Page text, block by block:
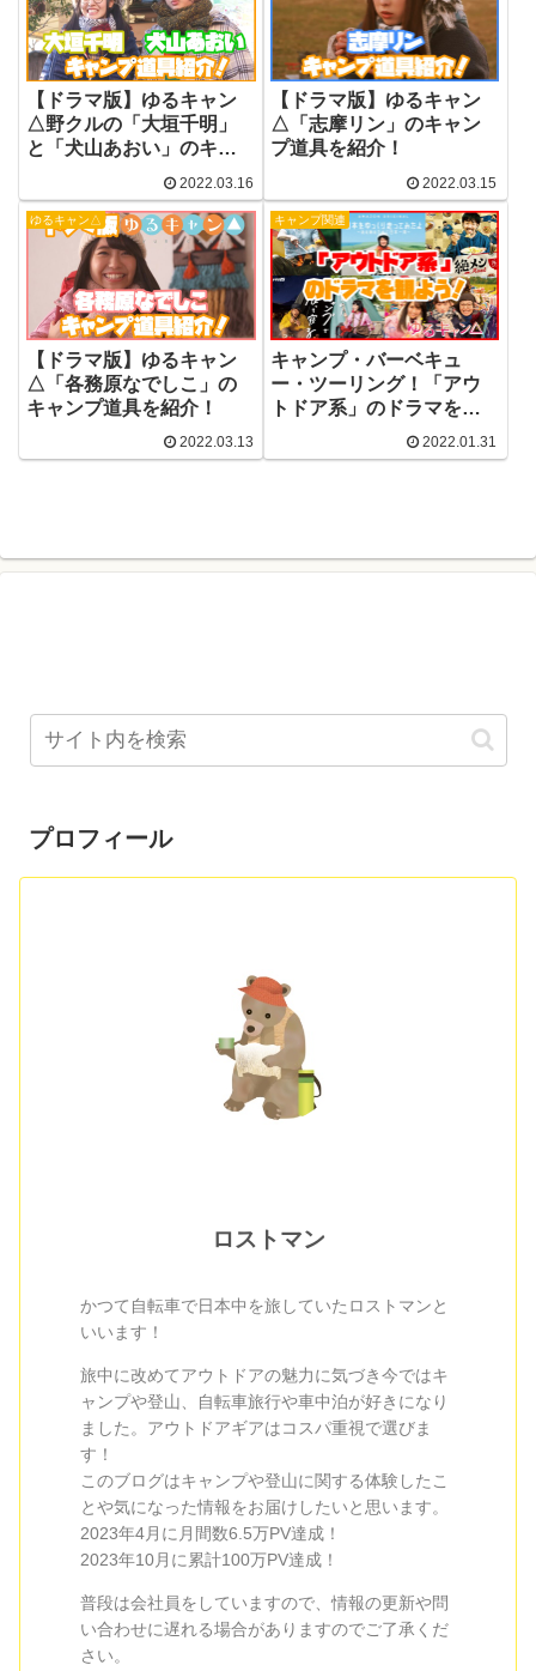
【ドラマ版】ゆるキャン
△野クルの「大垣千明」
と「犬山あおい」のキャ
ンプ道具を紹介！
2022.03.16
【ドラマ版】ゆるキャン
△「志摩リン」のキャン
プ道具を紹介！
2022.03.15
ゆるキャン△
【ドラマ版】ゆるキャン
△「各務原なでしこ」の
キャンプ道具を紹介！
2022.03.13
キャンプ関連
キャンプ・バーベキュ
ー・ツーリング！「アウ
トドア系」のドラマを観
2022.01.31
プロフィール
ロストマン
かつて自転車で日本中を旅していたロストマンと
いいます！
旅中に改めてアウトドアの魅力に気づき今ではキ
ャンプや登山、自転車旅行や車中泊が好きになり
ました。アウトドアギアはコスパ重視で選びま
す！
このブログはキャンプや登山に関する体験したこ
とや気になった情報をお届けしたいと思います。
2023年4月に月間数6.5万PV達成！
2023年10月に累計100万PV達成！
普段は会社員をしていますので、情報の更新や問
い合わせに遅れる場合がありますのでご了承くだ
さい。